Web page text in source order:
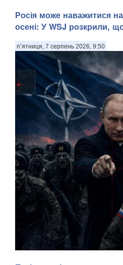
Росія може наважитися
осені: У WSJ розкрили,
п’ятниця, 7 серпень 2026, 9:50
Росія може спробувати